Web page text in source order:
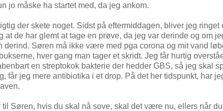
jo måske ha startet med, da jeg ankom.
der skete noget. Sidst på eftermiddagen, bliver jeg ringet
de har glemt at tage en prøve, da jeg var derinde og om
derind. Søren må ikke være med pga corona og mit vand
hver gang man tager et skridt. Jeg får hurtig
en streptokok bakterie der hedder GBS, så jeg skal
får jeg mere antibiotika i et drop. På det her tidspunkt, har
Søren, hvis du skal nå sove, skal det være nu, ellers når